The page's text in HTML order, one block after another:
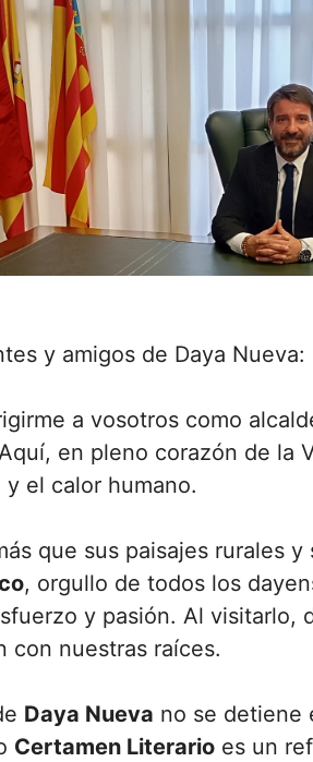
y amigos de Daya Nueva:
a vosotros como
en pleno corazón de la
el calor humano.
que sus paisajes rurales
, orgullo de todos los
y pasión. Al visitarlo,
con nuestras raíces.
Daya Nueva no se detiene
Certamen Literario es un